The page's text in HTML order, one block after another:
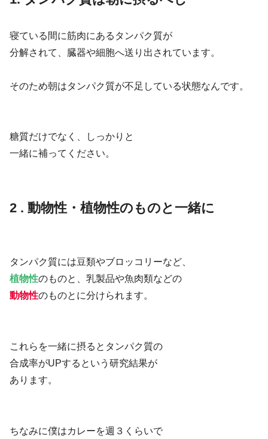
寝ている間に筋肉にあるタンパク質が
分解されて、臓器や細胞へ送り出されています。
そのため朝はタンパク質が不足している状態なんです。
糖質だけでなく、しっかりと
一緒に補ってください。
2 . 動物性・植物性のものと一緒に
タンパク質には豆類やブロッコリーなど、
植物性のものと、乳製品や魚肉類などの
動物性のものとに分けられます。
これらを一緒に摂るとタンパク質の
合成率がUPするという研究結果が
あります。
ちなみに僕はカレーを週３くらいで